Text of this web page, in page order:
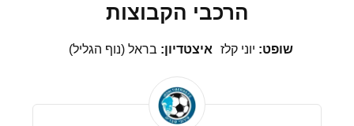
הרכבי הקבוצות
שופט: יוני קלז איצטדיון: בראל (נוף הגליל)